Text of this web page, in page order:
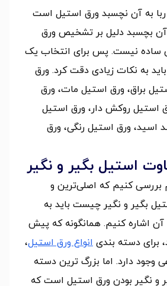
به آن نچسبد ورق استیل است
آن بچسبد دلیل بر تشخیص ورق
ساده نیست. پس برای انتخاب یک
به نکات زیادی دقت کرد. ورق
براق، ورق استیل مات، ورق
استیل روکش دار، ورق استیل
اسید، ورق استیل رنگی، ورق
استیل بگیر و نگیر
بررسی کنیم که اصلی‌ترین و
بگیر و نگیر چیست باید به
اشاره کنیم. همانگونه که پیش
برای دسته بندی انواع ورق استیل،
وجود دارد. اما بزرگ ترین دسته
و نگیر بودن ورق استیل است که